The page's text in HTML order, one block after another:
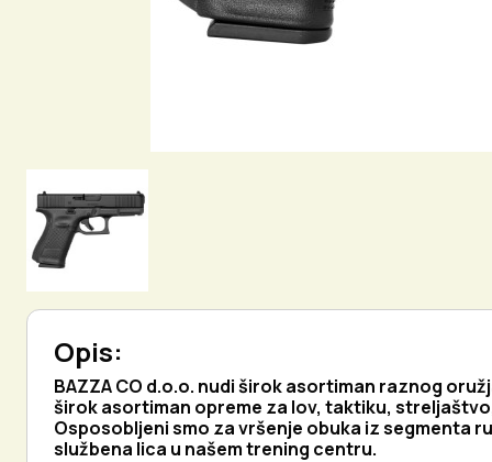
Opis:
BAZZA CO d.o.o. nudi širok asortiman raznog
širok asortiman opreme za lov, taktiku,
Osposobljeni smo za vršenje obuka iz segmenta
službena lica u našem trening centru.